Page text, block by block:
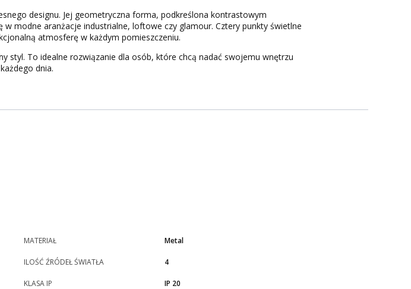
designu. Jej geometryczna forma, podkreślona kontrastowym
modne aranżacje industrialne, loftowe czy glamour. Cztery punkty świetlne
atmosferę w każdym pomieszczeniu.
styl. To idealne rozwiązanie dla osób, które chcą nadać swojemu wnętrzu
dnia.
MATERIAŁ Metal
ILOŚĆ ŹRÓDEŁ ŚWIATŁA 4
KLASA IP IP 20